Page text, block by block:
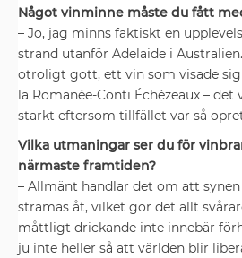
Något vinminne måste du fått
– Jo, jag minns faktiskt en
strand ­utanför Adelaide i
otroligt gott, ett vin som visade
la ­Romanée-Conti Échézeaux –
starkt eftersom ­tillfället var så
Vilka utmaningar ser du för
närmaste ­framtiden?
– Allmänt handlar det om att
stramas åt, ­vilket gör det allt
måttligt drickande inte innebär
ju inte heller så att världen blir